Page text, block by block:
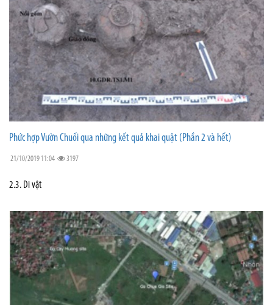
Phức hợp Vườn Chuối qua những kết quả khai quật (Phần 2 và hết)
21/10/2019 11:04 3197
2.3. Di vật